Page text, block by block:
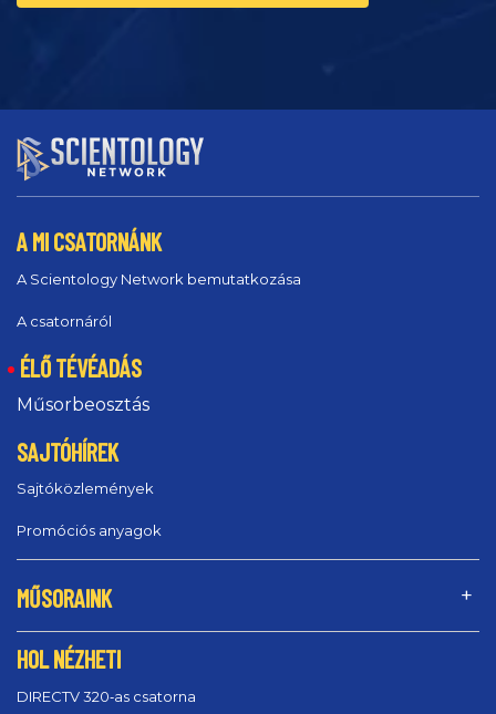
A MI CSATORNÁNK
A Scientology Network bemutatkozása
A csatornáról
ÉLŐ TÉVÉADÁS
Műsorbeosztás
SAJTÓHÍREK
Sajtóközlemények
Promóciós anyagok
MŰSORAINK
HOL NÉZHETI
DIRECTV 320‑as csatorna